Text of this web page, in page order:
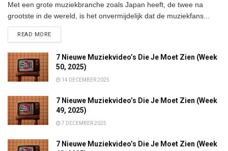
Met een grote muziekbranche zoals Japan heeft, de twee na
grootste in de wereld, is het onvermijdelijk dat de muziekfans...
READ MOREDETAILS
7 Nieuwe Muziekvideo’s Die Je Moet Zien (Week
50, 2025)
14 DECEMBER 2025
7 Nieuwe Muziekvideo’s Die Je Moet Zien (Week
49, 2025)
7 DECEMBER 2025
7 Nieuwe Muziekvideo’s Die Je Moet Zien (Week